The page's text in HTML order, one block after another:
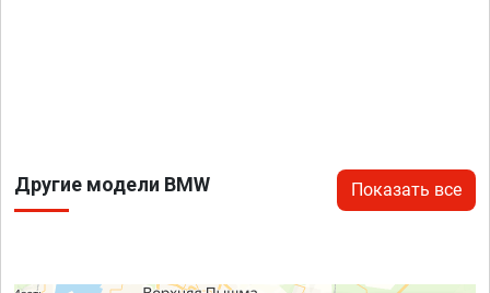
Другие модели BMW Показать все